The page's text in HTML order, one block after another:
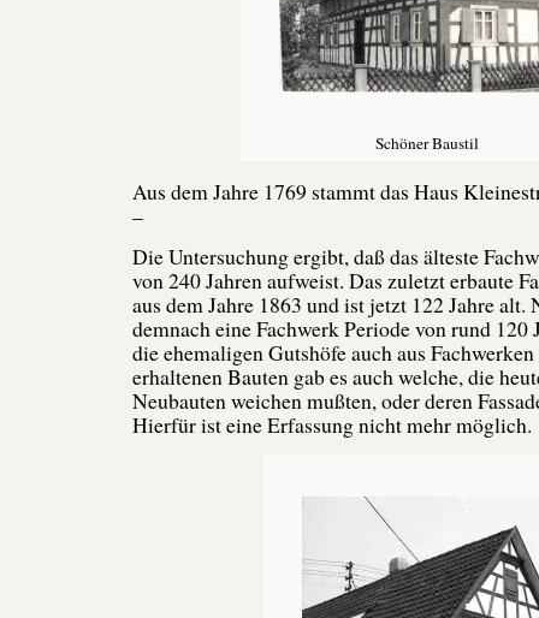
Schöner Baustil
Aus dem Jahre 1769 stammt das Haus
–
Die Untersuchung ergibt, daß das älteste
von 240 Jahren aufweist. Das zuletzt erbaute
aus dem Jahre 1863 und ist jetzt 122 Jahre alt.
demnach eine Fachwerk Periode von rund 120
die ehemaligen Gutshöfe auch aus
erhaltenen Bauten gab es auch welche, die
Neubauten weichen mußten, oder deren
Hierfür ist eine Erfassung nicht mehr möglich.